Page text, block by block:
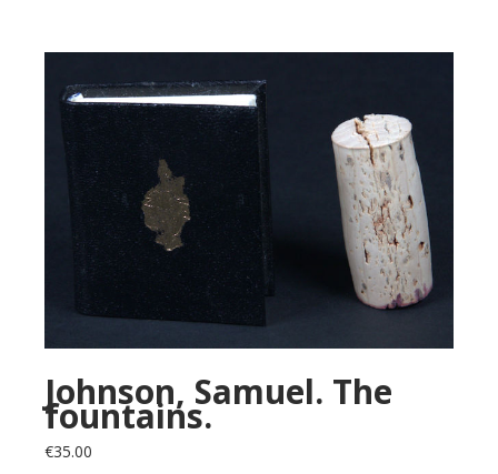
Johnson, Samuel. The
fountains.
€35.00